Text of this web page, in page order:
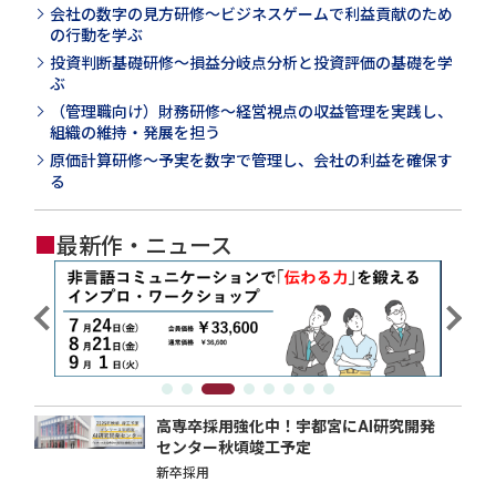
会社の数字の見方研修～ビジネスゲームで利益貢献のため
の行動を学ぶ
投資判断基礎研修～損益分岐点分析と投資評価の基礎を学
ぶ
（管理職向け）財務研修～経営視点の収益管理を実践し、
組織の維持・発展を担う
原価計算研修～予実を数字で管理し、会社の利益を確保す
る
■最新作・ニュース
高専卒採用強化中！宇都宮にAI研究開発
センター秋頃竣工予定
新卒採用